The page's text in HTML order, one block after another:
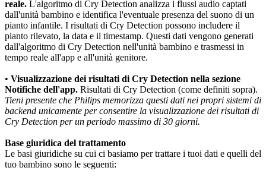
reale. L'algoritmo di Cry Detection analizza i flussi audio captati
dall'unità bambino e identifica l'eventuale presenza del suono di un
pianto infantile. I risultati di Cry Detection possono includere il
pianto rilevato, la data e il timestamp. Questi dati vengono generati
dall'algoritmo di Cry Detection nell'unità bambino e trasmessi in
tempo reale all'app e all'unità genitore.
• Visualizzazione dei risultati di Cry Detection nella sezione
Notifiche dell'app.
Tieni presente che Philips memorizza questi dati nei propri sistemi di
backend unicamente per consentire la visualizzazione dei risultati di
Cry Detection per un periodo massimo di 30 giorni.
Base giuridica del trattamento
Le basi giuridiche su cui ci basiamo per trattare i tuoi dati e quelli del
tuo bambino sono le seguenti: